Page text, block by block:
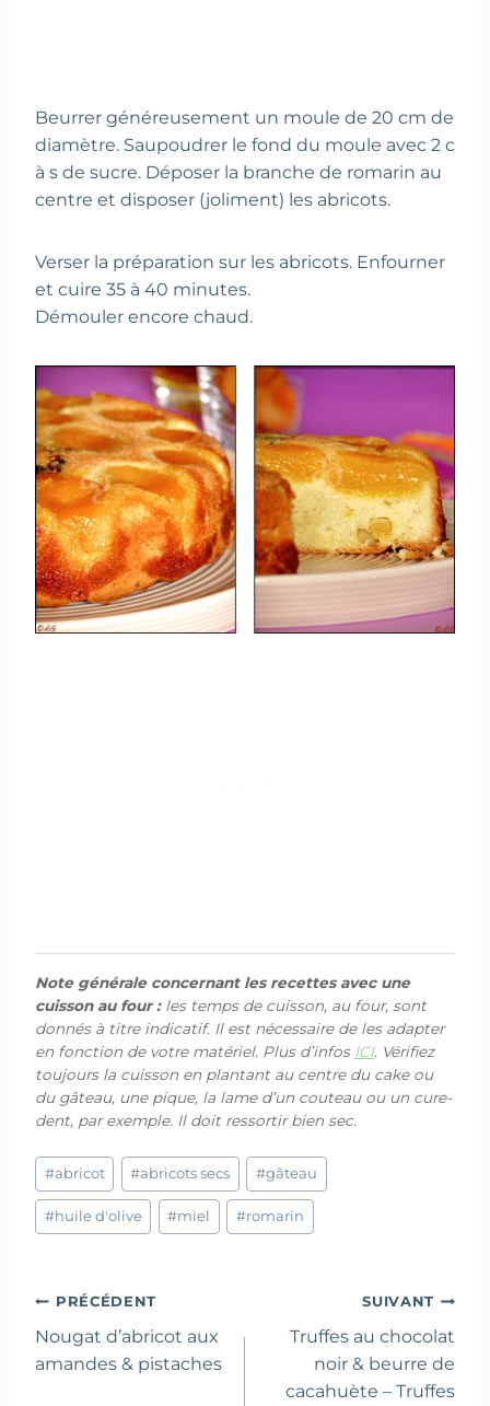
Beurrer généreusement un moule de 20 cm de
diamètre. Saupoudrer le fond du moule avec 2 c
à s de sucre. Déposer la branche de romarin au
centre et disposer (joliment) les abricots.
Verser la préparation sur les abricots. Enfourner
et cuire 35 à 40 minutes.
Démouler encore chaud.
Note générale concernant les recettes avec une
cuisson au four :les temps de cuisson, au four, sont
donnés à titre indicatif. Il est nécessaire de les adapter
en fonction de votre matériel. Plus d’infos ICI. Vérifiez
toujours la cuisson en plantant au centre du cake ou
du gâteau, une pique, la lame d’un couteau ou un cure-
dent, par exemple. Il doit ressortir bien sec.
Étiquettes
de
la
#abricot #abricots secs #gâteau
#huile d'olive #miel #romarin
Navigation
de
l’article
PRÉCÉDENT
Nougat d’abricot aux
amandes & pistaches
SUIVANT
Truffes au chocolat
noir & beurre de
cacahuète – Truffes